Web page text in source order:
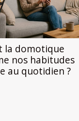
la domotique
nos habitudes
au quotidien ?